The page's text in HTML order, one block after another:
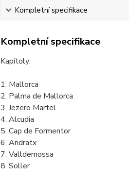
Kompletní specifikace
Kompletní specifikace
Kapitoly:
1. Mallorca
2. Palma de Mallorca
3. Jezero Martel
4. Alcudia
5. Cap de Formentor
6. Andratx
7. Valldemossa
8. Soller